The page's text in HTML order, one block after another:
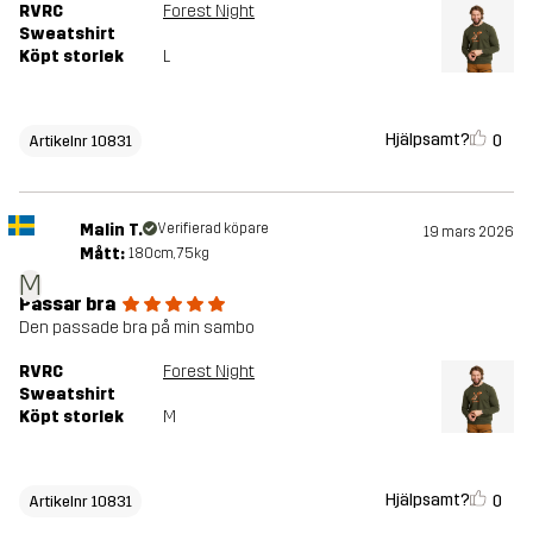
RVRC
Sweatshirt
Forest Night
Köpt storlek L
Artikelnr 10831 Hjälpsamt? 0
M
Malin T. Verifierad köpare 19 mars 2026
Mått: 180cm, 75kg
Passar bra
Den passade bra på min sambo
RVRC
Sweatshirt
Forest Night
Köpt storlek M
Artikelnr 10831 Hjälpsamt? 0